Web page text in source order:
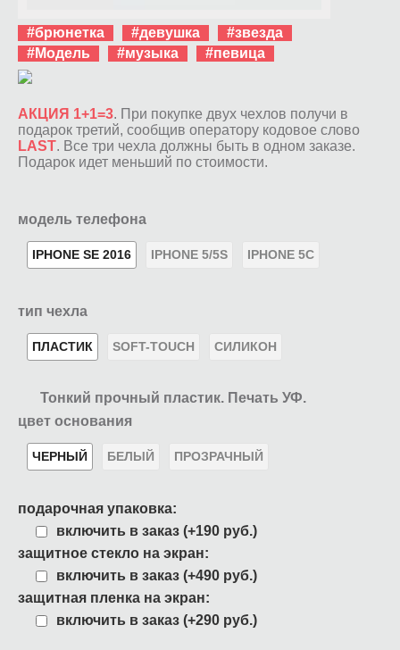
#брюнетка #девушка
#звезда
#Модель
#музыка #певица
АКЦИЯ 1+1=3. При покупке двух чехлов получи в
подарок третий, сообщив оператору кодовое слово
LAST. Все три чехла должны быть в одном заказе.
Подарок идет меньший по стоимости.
модель телефона
IPHONE SE 2016 IPHONE 5/5S IPHONE 5C
тип чехла
ПЛАСТИК SOFT-TOUCH СИЛИКОН
Тонкий прочный пластик. Печать УФ.
цвет основания
ЧЕРНЫЙ БЕЛЫЙ ПРОЗРАЧНЫЙ
подарочная упаковка:
включить в заказ (+190 руб.)
защитное стекло на экран:
включить в заказ (+490 руб.)
защитная пленка на экран:
включить в заказ (+290 руб.)